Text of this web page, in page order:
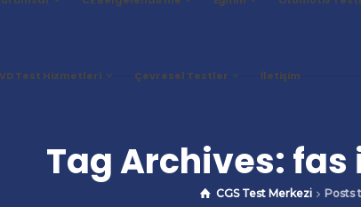
Test Hizmetleri Çevresel Testler İletişim
Tag Archives:
CGS Test Merkezi Posts